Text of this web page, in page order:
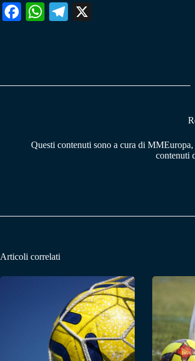
Fa W
pp
Te
m
Questi contenuti sono a cura di
contenuti
Articoli correlati